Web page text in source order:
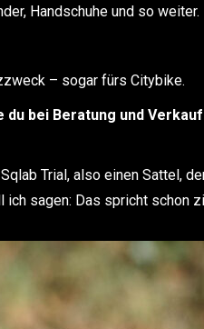
Handschuhe und so weiter.
– sogar fürs Citybike.
bei Beratung und
Trial, also einen Sattel,
sagen: Das spricht schon